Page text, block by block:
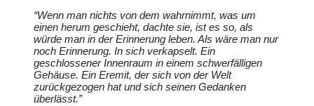
“Wenn man nichts von dem wahrnimmt, was um
einen herum geschieht, dachte sie, ist es so, als
würde man in der Erinnerung leben. Als wäre man nur
noch Erinnerung. In sich verkapselt. Ein
geschlossener Innenraum in einem schwerfälligen
Gehäuse. Ein Eremit, der sich von der Welt
zurückgezogen hat und sich seinen Gedanken
überlässt.”